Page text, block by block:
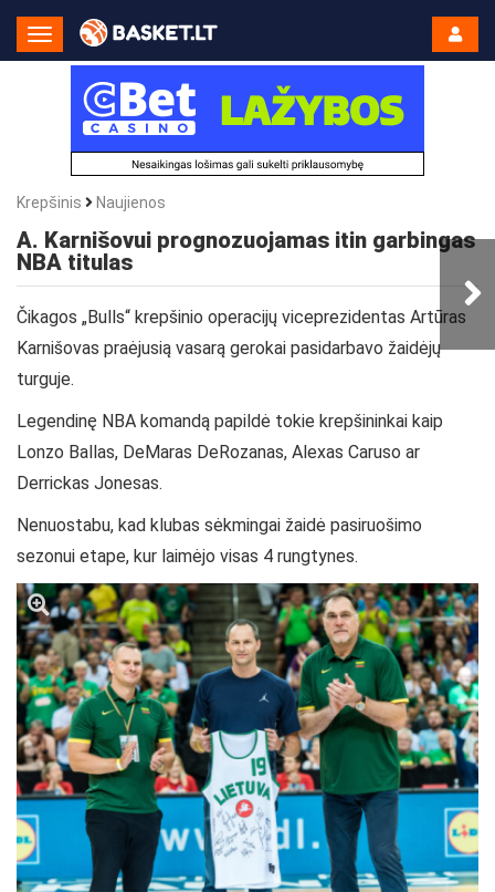
Toggle
Navigation
Krepšinis Naujienos
A. Karnišovui prognozuojamas itin garbingas
NBA titulas
Čikagos „Bulls“ krepšinio operacijų viceprezidentas Artūras
Karnišovas praėjusią vasarą gerokai pasidarbavo žaidėjų
turguje.
Legendinę NBA komandą papildė tokie krepšininkai kaip
Lonzo Ballas, DeMaras DeRozanas, Alexas Caruso ar
Derrickas Jonesas.
Nenuostabu, kad klubas sėkmingai žaidė pasiruošimo
sezonui etape, kur laimėjo visas 4 rungtynes.